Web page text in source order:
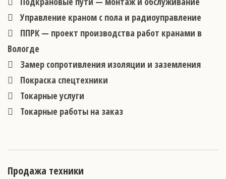
Управление краном с пола и радиоуправление
ППРК — проект производства работ кранами в
Вологде
Замер сопротивления изоляции и заземления
Покраска спецтехники
Токарные услуги
Токарные работы на заказ
Продажа техники